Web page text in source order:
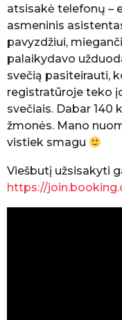
atsisakė telefonų –
asmeninis
pavyzdžiui,
palaikydavo
svečią pasiteirauti,
registratūroje teko
svečiais. Dabar 140
žmonės. Mano
vistiek smagu
Viešbutį užsisakyti
https://